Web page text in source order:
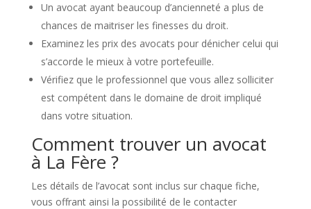
Un avocat ayant beaucoup d’ancienneté a plus de
chances de maitriser les finesses du droit.
Examinez les prix des avocats pour dénicher celui qui
s’accorde le mieux à votre portefeuille.
Vérifiez que le professionnel que vous allez solliciter
est compétent dans le domaine de droit impliqué
dans votre situation.
Comment trouver un avocat
à La Fère ?
Les détails de l’avocat sont inclus sur chaque fiche,
vous offrant ainsi la possibilité de le contacter